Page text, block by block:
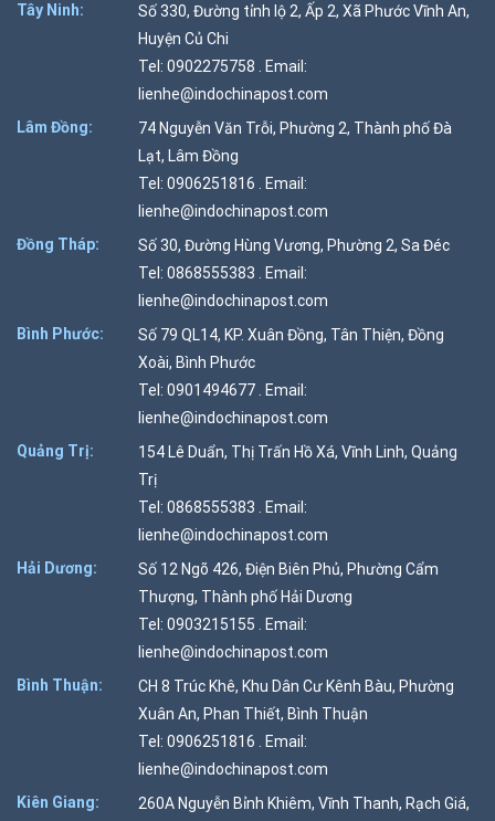
Tây Ninh:
Số 330, Đường tỉnh lộ 2, Ấp 2, Xã Phước Vĩnh An,
Huyện Củ Chi
Tel: 0902275758 . Email:
lienhe@indochinapost.com
Lâm Đồng:
74 Nguyễn Văn Trỗi, Phường 2, Thành phố Đà
Lạt, Lâm Đồng
Tel: 0906251816 . Email:
lienhe@indochinapost.com
Đồng Tháp:
Số 30, Đường Hùng Vương, Phường 2, Sa Đéc
Tel: 0868555383 . Email:
lienhe@indochinapost.com
Bình Phước:
Số 79 QL14, KP. Xuân Đồng, Tân Thiện, Đồng
Xoài, Bình Phước
Tel: 0901494677 . Email:
lienhe@indochinapost.com
Quảng Trị:
154 Lê Duẩn, Thị Trấn Hồ Xá, Vĩnh Linh, Quảng
Trị
Tel: 0868555383 . Email:
lienhe@indochinapost.com
Hải Dương:
Số 12 Ngõ 426, Điện Biên Phủ, Phường Cẩm
Thượng, Thành phố Hải Dương
Tel: 0903215155 . Email:
lienhe@indochinapost.com
Bình Thuận:
CH 8 Trúc Khê, Khu Dân Cư Kênh Bàu, Phường
Xuân An, Phan Thiết, Bình Thuận
Tel: 0906251816 . Email:
lienhe@indochinapost.com
Kiên Giang:
260A Nguyễn Bỉnh Khiêm, Vĩnh Thanh, Rạch Giá,